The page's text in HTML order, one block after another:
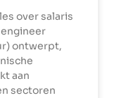
over salaris
ontwerpt,
aan
sectoren